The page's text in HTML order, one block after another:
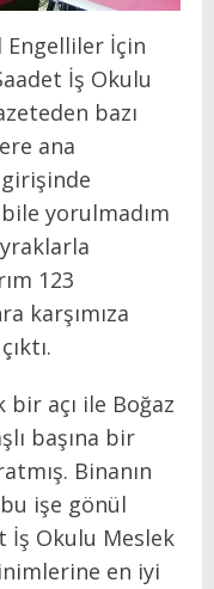
Engelliler İçin
İş Okulu
bazı
ana
yorulmadım
123
karşımıza
bir açı ile Boğaz
başına bir
Binanın
işe gönül
İş Okulu Meslek
en iyi